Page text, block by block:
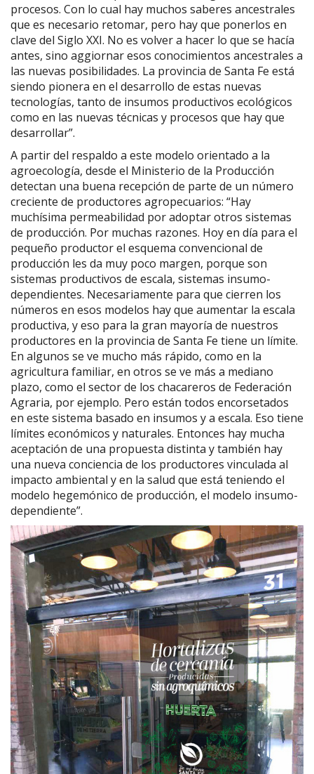
procesos. Con lo cual hay muchos saberes ancestrales
que es necesario retomar, pero hay que ponerlos en
clave del Siglo XXI. No es volver a hacer lo que se hacía
antes, sino aggiornar esos conocimientos ancestrales a
las nuevas posibilidades. La provincia de Santa Fe está
siendo pionera en el desarrollo de estas nuevas
tecnologías, tanto de insumos productivos ecológicos
como en las nuevas técnicas y procesos que hay que
desarrollar”.
A partir del respaldo a este modelo orientado a la
agroecología, desde el Ministerio de la Producción
detectan una buena recepción de parte de un número
creciente de productores agropecuarios: “Hay
muchísima permeabilidad por adoptar otros sistemas
de producción. Por muchas razones. Hoy en día para el
pequeño productor el esquema convencional de
producción les da muy poco margen, porque son
sistemas productivos de escala, sistemas insumo-
dependientes. Necesariamente para que cierren los
números en esos modelos hay que aumentar la escala
productiva, y eso para la gran mayoría de nuestros
productores en la provincia de Santa Fe tiene un límite.
En algunos se ve mucho más rápido, como en la
agricultura familiar, en otros se ve más a mediano
plazo, como el sector de los chacareros de Federación
Agraria, por ejemplo. Pero están todos encorsetados
en este sistema basado en insumos y a escala. Eso tiene
límites económicos y naturales. Entonces hay mucha
aceptación de una propuesta distinta y también hay
una nueva conciencia de los productores vinculada al
impacto ambiental y en la salud que está teniendo el
modelo hegemónico de producción, el modelo insumo-
dependiente”.